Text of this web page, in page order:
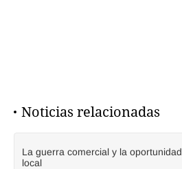
Noticias relacionadas
La guerra comercial y la oportunidad
local